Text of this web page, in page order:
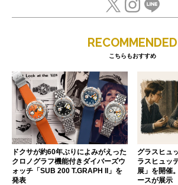
RECOMMENDED
こちらもおすすめ
ドクサが約60年ぶりによみがえった
クロノグラフ機能付きダイバーズウ
ォッチ「SUB 200 T.GRAPH II」を
発表
グラスヒュ
ラスヒュッ
展」を開催
ースが展示